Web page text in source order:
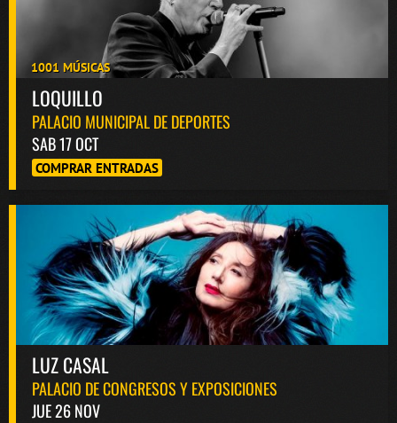
1001 MÚSICAS
LOQUILLO
PALACIO MUNICIPAL DE DEPORTES
SAB 17 OCT
COMPRAR ENTRADAS
LUZ CASAL
PALACIO DE CONGRESOS Y EXPOSICIONES
JUE 26 NOV